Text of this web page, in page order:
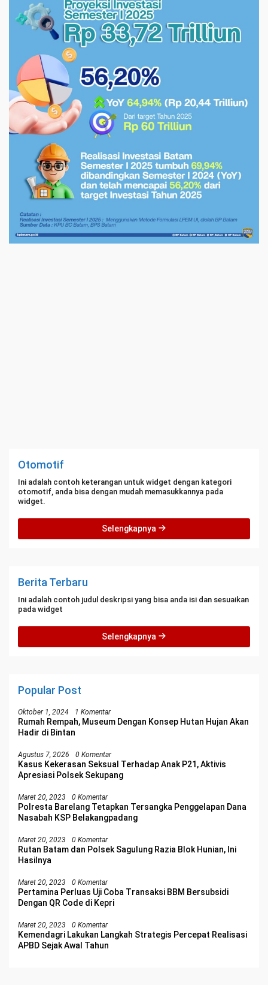
Otomotif
Ini adalah contoh keterangan untuk widget dengan kategori
otomotif, anda bisa dengan mudah memasukkannya pada
widget.
Selengkapnya
Berita Terbaru
Ini adalah contoh judul deskripsi yang bisa anda isi dan sesuaikan
pada widget
Selengkapnya
Popular Post
Oktober 1, 2024 1 Komentar
Rumah Rempah, Museum Dengan Konsep Hutan Hujan Akan
Hadir di Bintan
Agustus 7, 2026 0 Komentar
Kasus Kekerasan Seksual Terhadap Anak P21, Aktivis
Apresiasi Polsek Sekupang
Maret 20, 2023 0 Komentar
Polresta Barelang Tetapkan Tersangka Penggelapan Dana
Nasabah KSP Belakangpadang
Maret 20, 2023 0 Komentar
Rutan Batam dan Polsek Sagulung Razia Blok Hunian, Ini
Hasilnya
Maret 20, 2023 0 Komentar
Pertamina Perluas Uji Coba Transaksi BBM Bersubsidi
Dengan QR Code di Kepri
Maret 20, 2023 0 Komentar
Kemendagri Lakukan Langkah Strategis Percepat Realisasi
APBD Sejak Awal Tahun